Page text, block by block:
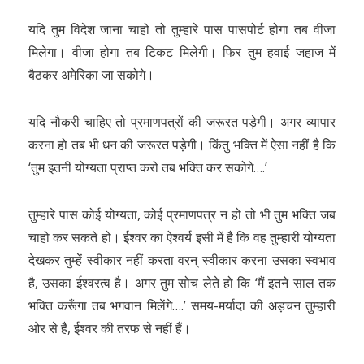
यदि तुम विदेश जाना चाहो तो तुम्हारे पास पासपोर्ट होगा तब वीजा
मिलेगा। वीजा होगा तब टिकट मिलेगी। फिर तुम हवाई जहाज में
बैठकर अमेरिका जा सकोगे।
यदि नौकरी चाहिए तो प्रमाणपत्रों की जरूरत पड़ेगी। अगर व्यापार
करना हो तब भी धन की जरूरत पड़ेगी। किंतु भक्ति में ऐसा नहीं है कि
‘तुम इतनी योग्यता प्राप्त करो तब भक्ति कर सकोगे….’
तुम्हारे पास कोई योग्यता, कोई प्रमाणपत्र न हो तो भी तुम भक्ति जब
चाहो कर सकते हो। ईश्वर का ऐश्वर्य इसी में है कि वह तुम्हारी योग्यता
देखकर तुम्हें स्वीकार नहीं करता वरन् स्वीकार करना उसका स्वभाव
है, उसका ईश्वरत्व है। अगर तुम सोच लेते हो कि ‘मैं इतने साल तक
भक्ति करूँगा तब भगवान मिलेंगे….’ समय-मर्यादा की अड़चन तुम्हारी
ओर से है, ईश्वर की तरफ से नहीं हैं।